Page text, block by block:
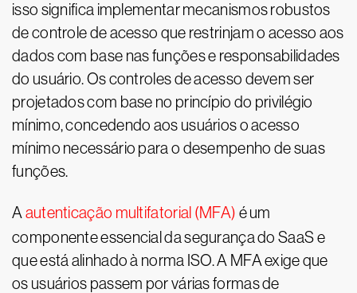
isso significa implementar mecanismos robustos
de controle de acesso que restrinjam o acesso aos
dados com base nas funções e responsabilidades
do usuário. Os controles de acesso devem ser
projetados com base no princípio do privilégio
mínimo, concedendo aos usuários o acesso
mínimo necessário para o desempenho de suas
funções.
A autenticação multifatorial (MFA) é um
componente essencial da segurança do SaaS e
que está alinhado à norma ISO. A MFA exige que
os usuários passem por várias formas de